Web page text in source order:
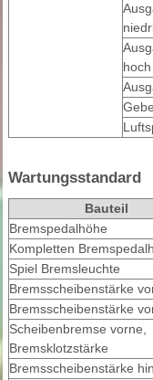
hoch
Wartungsstandard
Bauteil
Bremspedalhöhe
Kompletten
Spiel Bremsleuchte
Bremsscheibenstärke
Bremsscheibenstärke
Scheibenbremse vorne,
Bremsklotzstärke
Bremsscheibenstärke